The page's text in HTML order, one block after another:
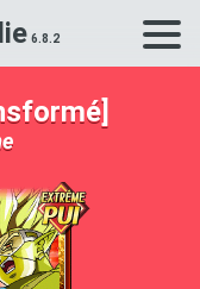
une carte Dokkan